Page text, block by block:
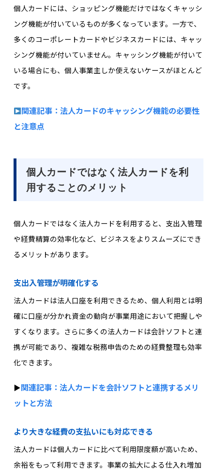
個人カードには、ショッピング機能だけではなくキャッシ
ング機能が付いているものが多くなっています。一方で、
多くのコーポレートカードやビジネスカードには、キャッ
シング機能が付いていません。キャッシング機能が付いて
いる場合にも、個人事業主しか使えないケースがほとんど
です。
関連記事：法人カードのキャッシング機能の必要性
と注意点
個人カードではなく法人カードを利
用することのメリット
個人カードではなく法人カードを利用すると、支出入管理
や経費精算の効率化など、ビジネスをよりスムーズにでき
るメリットがあります。
支出入管理が明確化する
法人カードは法人口座を利用できるため、個人利用とは明
確に口座が分かれ資金の動向が事業用途において把握しや
すくなります。さらに多くの法人カードは会計ソフトと連
携が可能であり、複雑な税務申告のための経費整理も効率
化できます。
▶︎関連記事：法人カードを会計ソフトと連携するメリ
ットと方法
より大きな経費の支払いにも対応できる
法人カードは個人カードに比べて利用限度額が高いため、
余裕をもって利用できます。事業の拡大による仕入れ増加